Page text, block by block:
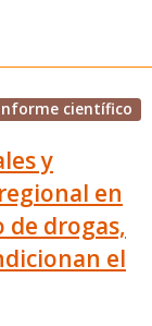
científico
y
en
drogas,
el